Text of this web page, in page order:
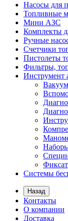
Насосы для
Топливные
Мини АЗС
Комплекты
Ручные
Счетчики
Пистолеты
Фильтры,
Инструмент
Системы
Назад
Контакты
О компании
Доставка